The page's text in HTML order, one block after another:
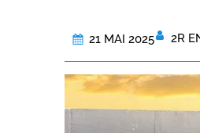
21 MAI 2025 2R